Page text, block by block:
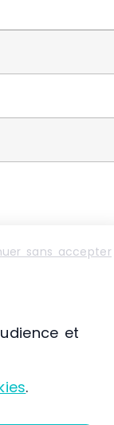
basée
de
gamme
sans accepter
et
.